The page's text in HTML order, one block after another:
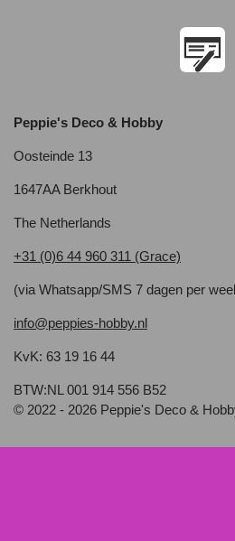
Peppie's Deco & Hobby
Oosteinde 13
1647AA Berkhout
The Netherlands
+31 (0)6 44 960 311 (Grace)
(via Whatsapp/SMS 7 dagen per
info@peppies-hobby.nl
KvK: 63 19 16 44
BTW:NL 001 914 556 B52
© 2022 - 2026 Peppie's Deco &